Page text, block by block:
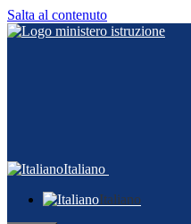
Salta al contenuto
Italiano
Italiano